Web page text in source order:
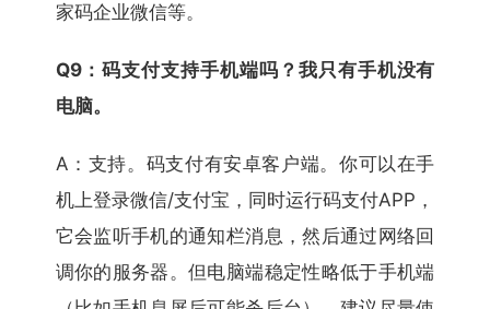
家码企业微信等。
Q9：码支付支持手机端吗？我只有手机没有
电脑。
A：支持。码支付有安卓客户端。你可以在手
机上登录微信/支付宝，同时运行码支付APP，
它会监听手机的通知栏消息，然后通过网络回
调你的服务器。但电脑端稳定性略低于手机端